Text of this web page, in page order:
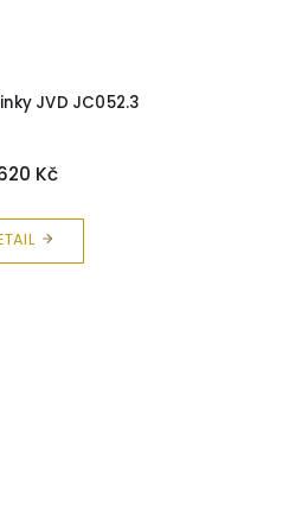
JVD JC052.3
Kč